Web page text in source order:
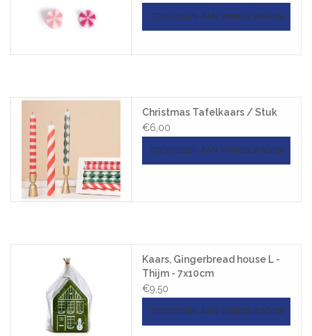
TOEVOEGEN AAN WINKELWAGEN
Christmas Tafelkaars / Stuk
€6,00
TOEVOEGEN AAN WINKELWAGEN
Kaars, Gingerbread house L -
Thijm - 7x10cm
€9,50
TOEVOEGEN AAN WINKELWAGEN